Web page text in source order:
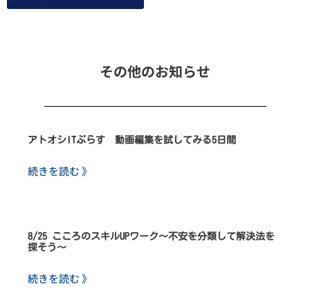
その他のお知らせ
アトオシITぷらす 動画編集を試してみる5日間
続きを読む 》
8/25 こころのスキルUPワーク～不安を分類して解決法を
探そう～
続きを読む 》